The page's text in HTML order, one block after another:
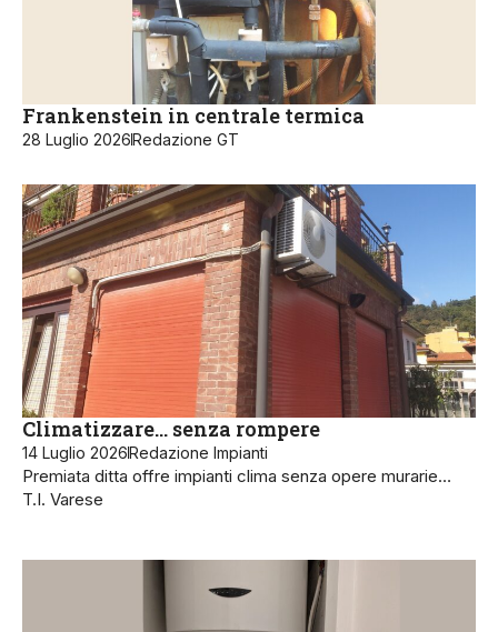
Frankenstein in centrale termica
28 Luglio 2026Redazione GT
Climatizzare… senza rompere
14 Luglio 2026Redazione Impianti
Premiata ditta offre impianti clima senza opere murarie…
T.I. Varese